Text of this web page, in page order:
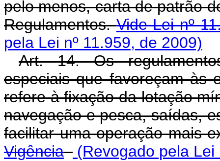
pelo menos, carta de patrão
Regulamentos.Vide Lei nº
pela Lei nº 11.959, de 2009)
Art. 14. Os
especiais que favoreçam às
refere à fixação da lotação
navegação e pesca, saídas,
facilitar uma operação mais
Vigência
(Revogado pela Lei